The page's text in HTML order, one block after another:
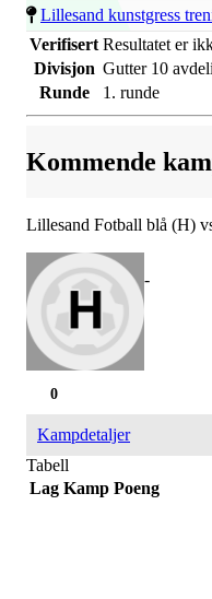
Lillesand kunstgress
Verifisert Resultatet er
Divisjon Gutter 10
Runde
1. runde
Kommende
Lillesand Fotball blå (H)
-
0
Kampdetaljer
Tabell
Lag Kamp Poeng